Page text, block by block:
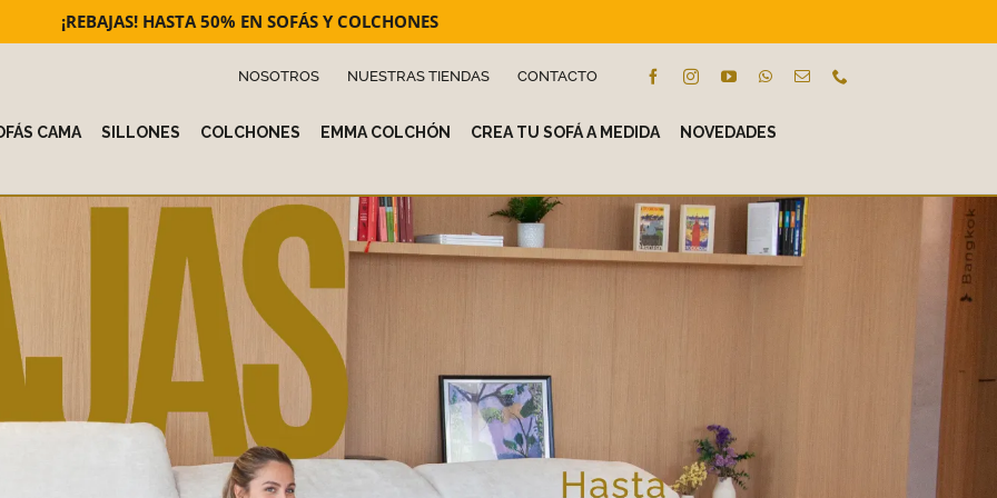
¡REBAJAS! HASTA 50% EN SOFÁS Y COLCHONES
NOSOTROS NUESTRAS TIENDAS CONTACTO
CAMA SILLONES COLCHONES EMMA COLCHÓN CREA TU SOFÁ A MEDIDA NOVEDADES